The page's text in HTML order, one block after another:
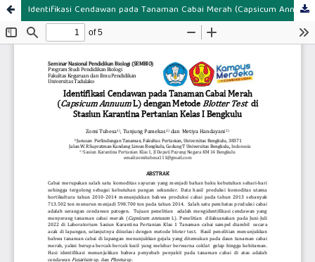
Identifikasi Cendawan pada Tanaman Cabai Merah (Capsicum Annuum L) dengan Metode Blotter Test di Stasiun Karantina Pertanian Kelas I Bengkulu